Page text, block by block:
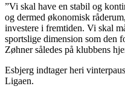
”Vi skal have en stabil og
og dermed økonomisk
investere i fremtiden. Vi skal
sportslige dimension som den
Zøhner således på klubbens
Esbjerg indtager heri
Ligaen.